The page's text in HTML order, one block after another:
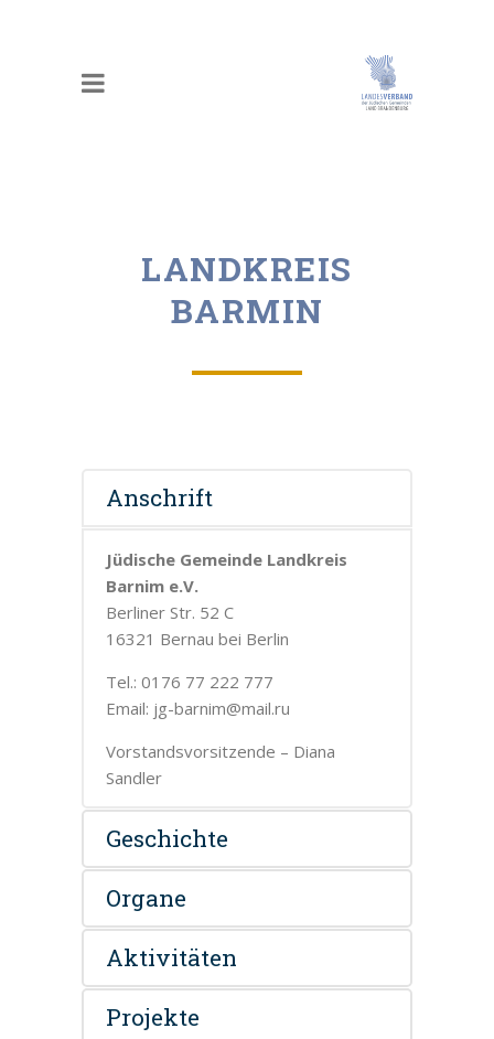
LANDKREIS
BARMIN
Anschrift
Jüdische Gemeinde Landkreis
Barnim e.V.
Berliner Str. 52 C
16321 Bernau bei Berlin
Tel.: 0176 77 222 777
Email: jg-barnim@mail.ru
Vorstandsvorsitzende – Diana
Sandler
Geschichte
Organe
Aktivitäten
Projekte